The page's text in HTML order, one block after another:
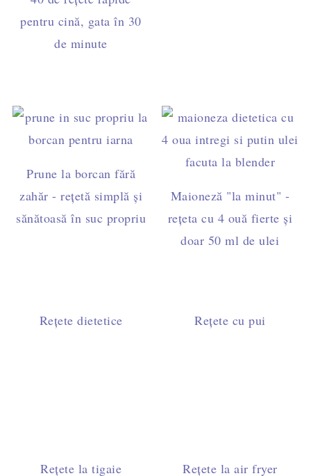
pentru cină, gata în 30
de minute
Prune la borcan fără
zahăr - rețetă simplă și
sănătoasă în suc propriu
Maioneză "la minut" -
rețeta cu 4 ouă fierte și
doar 50 ml de ulei
Rețete dietetice Rețete cu pui
Rețete la tigaie Rețete la air fryer